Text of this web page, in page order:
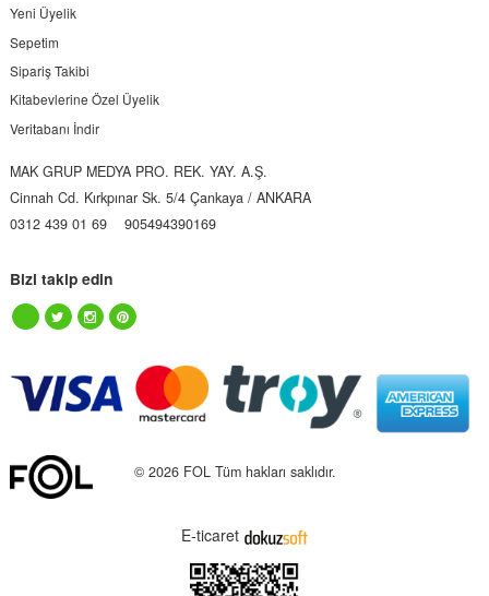
Yeni Üyelik
Sepetim
Sipariş Takibi
Kitabevlerine Özel Üyelik
Veritabanı İndir
MAK GRUP MEDYA PRO. REK. YAY. A.Ş.
Cinnah Cd. Kırkpınar Sk. 5/4 Çankaya / ANKARA
0312 439 01 69
905494390169
Bizi takip edin
© 2026 FOL Tüm hakları saklıdır.
E-ticaret